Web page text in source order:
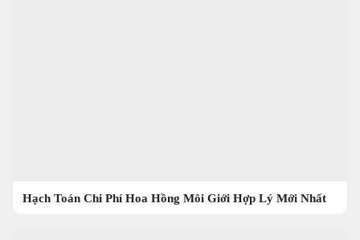
Hạch Toán Chi Phí Hoa Hồng Môi Giới Hợp Lý Mới Nhất